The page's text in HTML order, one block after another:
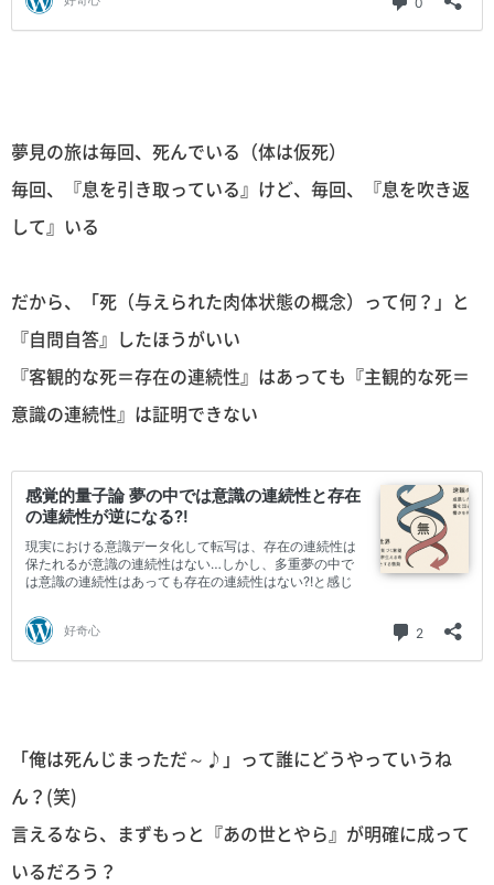
夢見の旅は毎回、死んでいる（体は仮死）
毎回、『息を引き取っている』けど、毎回、『息を吹き返
して』いる
だから、「死（与えられた肉体状態の概念）って何？」と
『自問自答』したほうがいい
『客観的な死＝存在の連続性』はあっても『主観的な死＝
意識の連続性』は証明できない
「俺は死んじまっただ～♪」って誰にどうやっていうね
ん？(笑)
言えるなら、まずもっと『あの世とやら』が明確に成って
いるだろう？